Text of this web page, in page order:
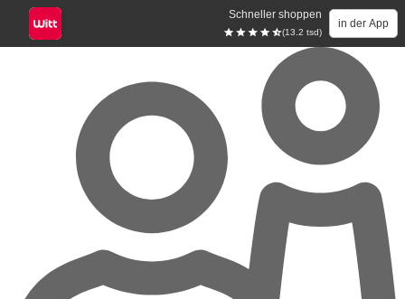
Schneller shoppen
(13.2 tsd)
in der App